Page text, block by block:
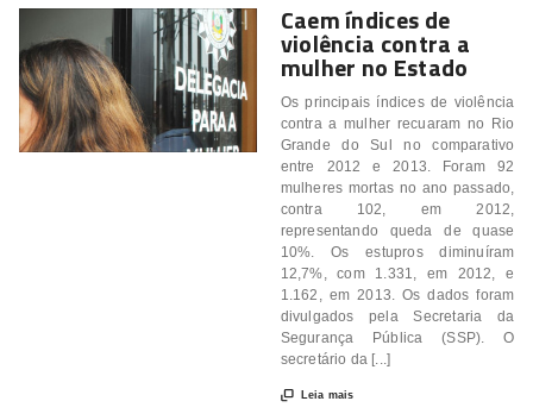
Caem índices de
violência contra a
mulher no Estado
Os principais índices de violência
contra a mulher recuaram no Rio
Grande do Sul no comparativo
entre 2012 e 2013. Foram 92
mulheres mortas no ano passado,
contra 102, em 2012,
representando queda de quase
10%. Os estupros diminuíram
12,7%, com 1.331, em 2012, e
1.162, em 2013. Os dados foram
divulgados pela Secretaria da
Segurança Pública (SSP). O
secretário da [...]
 Leia mais